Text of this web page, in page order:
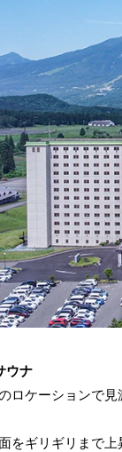
ウナ
ケーションで
ギリギリまで